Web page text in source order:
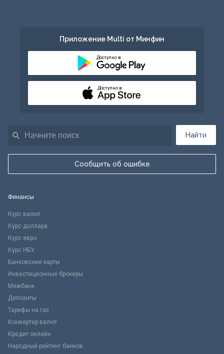
Найти
Сообщить об ошибке
Приложение Multi от Минфин
Доступно в
Доступно в
Финансы
Курс валют
Курс доллара
Курс евро
Курс НБУ
Банковские карты
Инвестиционные брокеры
Межбанк
Депозиты
Тарифы на газ
Конвертер валют
Кредит онлайн
Народный рейтинг банков